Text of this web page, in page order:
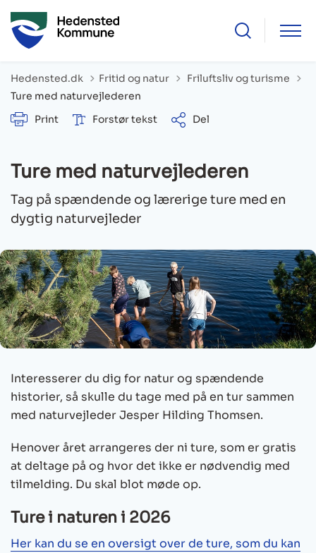
Hedensted.dk Fritid og natur Tilbage til
Friluftsliv og turisme
Ture med naturvejlederen
Print
Forstør tekst Del
Ture med naturvejlederen
Tag på spændende og lærerige ture med en
dygtig naturvejleder
Interesserer du dig for natur og spændende
historier, så skulle du tage med på en tur sammen
med naturvejleder Jesper Hilding Thomsen.
Henover året arrangeres der ni ture, som er gratis
at deltage på og hvor det ikke er nødvendig med
tilmelding. Du skal blot møde op.
Ture i naturen i 2026
Her kan du se en oversigt over de ture, som du kan